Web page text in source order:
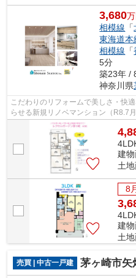
3,680
相模線 「
東海道本
相模線 「
5分
築23年 /
神奈川県
こだわりのリフォームで美しさ・快
らせる新規リノベマンション（R8.7
分）暮らしやすいロケーションにご...
建物
土地
8
建物
土地
売買 | 中古一戸建 茅ヶ崎市